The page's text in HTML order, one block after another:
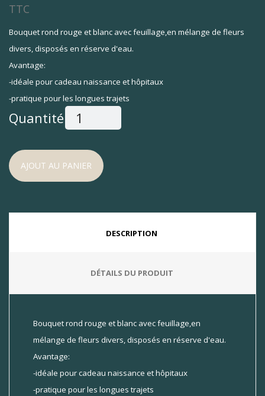
TTC
Bouquet rond rouge et blanc avec feuillage,en mélange de fleurs
divers, disposés en réserve d'eau.
Avantage:
-idéale pour cadeau naissance et hôpitaux
-pratique pour les longues trajets
Quantité:
AJOUT AU PANIER
DESCRIPTION
DÉTAILS DU PRODUIT
Bouquet rond rouge et blanc avec feuillage,en
mélange de fleurs divers, disposés en réserve d'eau.
Avantage:
-idéale pour cadeau naissance et hôpitaux
-pratique pour les longues trajets